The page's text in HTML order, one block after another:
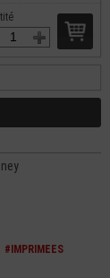
#IMPRIMEES